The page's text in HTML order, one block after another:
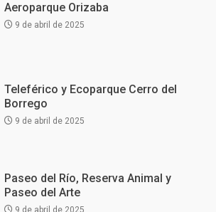
Aeroparque Orizaba
9 de abril de 2025
Teleférico y Ecoparque Cerro del
Borrego
9 de abril de 2025
Paseo del Río, Reserva Animal y
Paseo del Arte
9 de abril de 2025